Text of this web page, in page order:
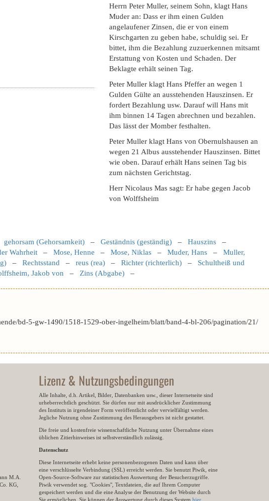
Herrn Peter Muller, seinem Sohn, klagt Hans
Muder an: Dass er ihm einen Gulden
angelaufener Zinsen, die er von einem
Kirschgarten zu geben habe, schuldig sei. Er
bittet, ihm die Bezahlung zuzuerkennen mitsamt
Erstattung von Kosten und Schaden. Der
Beklagte erhält seinen Tag.
Peter Muller klagt Hans Pfeffer an wegen 1
Gulden Gülte an ausstehenden Hauszinsen. Er
fordert Bezahlung usw. Darauf will Hans mit
ihm binnen 14 Tagen abrechnen und bezahlen.
Das lässt der Momber festhalten.
Peter Muller klagt Hans von Obernulshausen an
wegen 21 Albus ausstehender Hauszinsen. Bittet
wie oben. Darauf erhält Hans seinen Tag bis
zum nächsten Gerichtstag.
Herr Nicolaus Mas sagt: Er habe gegen Jacob
von Wolffsheim
gehorsam (Gehorsamkeit) – Geständnis (geständig) – Hauszins –
Wahrheit – Mose, Henne – Mose, Niklas – Muder, Hans – Muller,
– Rechtsstand – reus (rea) – Richter (richterlich) – Schultheiß und
Jakob von – Zins (Abgabe) –
bd-5-gw-1490/1518-1529-ober-ingelheim/blatt/band-4-bl-206/pagination/21/
M.A.
KG,
Lizenz & Nutzungsbedingungen
Alle Inhalte, d.h. Artikel, Bilder, Datenbanken usw., dieser Internetseite sind
urheberrechtlich geschützt. Sie dürfen nur mit ausdrücklicher Zustimmung
des Instituts in irgendeiner Form veröffentlicht oder vervielfältigt werden.
Jegliche Nutzung ohne Zustimmung des Herausgebers ist nicht gestattet.
Die freie und kostenfreie wissenschaftliche Nutzung unter Übernahme eines
üblichen Zitierhinweises ist selbstverständlich zulässig.
Datenschutz
Diese Internetseite erhebt keine personenbezogenen Daten und kann über
eine verschlüsselte Verbindung (SSL) erreicht werden. Sie benutzt Piwik, eine
Open-Source-Software zur statistischen Auswertung der Besucherzugriffe.
Piwik verwendet sog. "Cookies", Textdateien, die auf Ihrem Computer
gespeichert werden und die eine Analyse der Benutzung der Website durch
Sie ermöglichen. Sie können der Auswertung durch dieses System hier